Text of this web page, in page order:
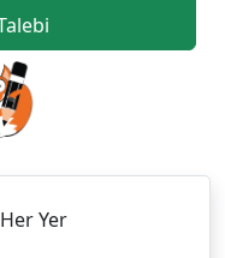
Yer